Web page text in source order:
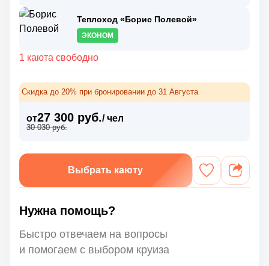
Теплоход «Борис Полевой»
ЭКОНОМ
1 каюта свободно
Скидка до 20% при бронировании до 31 Августа
от27 300 руб./ чел
30 030 руб.
Выбрать каюту
Нужна помощь?
Быстро отвечаем на вопросы
и помогаем с выбором круиза